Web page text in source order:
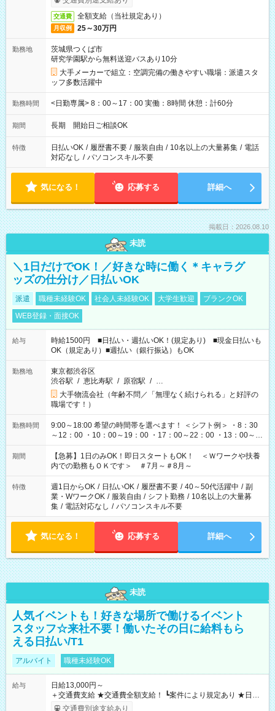
交通費 全額支給（当社規定あり）
月収例 25～30万円
勤務地
茨城県つくば市
研究学園駅から無料送迎バスあり10分
大手メーカーで組立：空調完備の働きやすい職場：派遣スタ
ッフ多数活躍中
勤務時間 <日勤専属> 8：00～17：00 実働：8時間 休憩：計60分
期間 長期 開始日ご相談OK
特徴 日払いOK / 履歴書不要 / 服装自由 / 10名以上の大量募集 / 電話
対応なし / パソコンスキル不要
気になる！ 応募する 詳細へ
掲載日：2026.08.10
未読
＼1日だけでOK！／好きな時に働く＊キャラグ
ッズの仕分け／日払いOK
派遣 職種未経験OK 社会人未経験OK 大学生歓迎
ブランクOK
WEB登録・面接OK
給与
時給1500円 ■日払い・週払いOK！(規定あり) ■現金日払いも
OK（規定あり）■週払い（銀行振込）もOK
勤務地
東京都渋谷区
渋谷駅 / 恵比寿駅 / 原宿駅 / …
大手物流会社（年齢不問／「無理なく続けられる」と好評の
職場です！）
勤務時間
9:00～18:00 希望の時間帯を選べます！ ＜シフト例＞ ・8：30
～12：00 ・10：00～19：00 ・17：00～22：00 ・13：00～
22：00 ・22：00～翌6：00 など
期間
【急募】1日のみOK！即日スタートもOK！ ＜Ｗワークや扶養
内での勤務もＯＫです＞ ＃7月～＃8月～
特徴 週1日からOK / 日払いOK / 履歴書不要 / 40～50代活躍中 / 副
業・WワークOK / 服装自由 / シフト勤務 / 10名以上の大量募
集 / 電話対応なし / パソコンスキル不要
気になる！ 応募する 詳細へ
未読
人気イベントも！好きな場所で働けるイベント
スタッフ☆来社不要！働いたその日に給料もら
える日払い/T1
アルバイト 職種未経験OK
給与
日給13,000円～
＋交通費支給 ★交通費全額支給！ ┗案件により規定あり ★日払
いOK！（規定あり） ┗働いたその日に現金GET♪ お仕事後はコ
交通費別途支給あり